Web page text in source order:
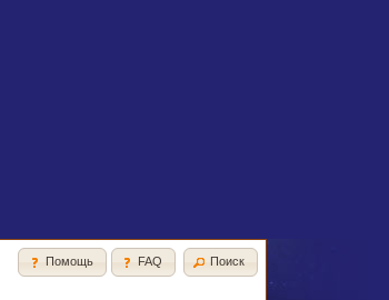
Помощь FAQ
Поиск